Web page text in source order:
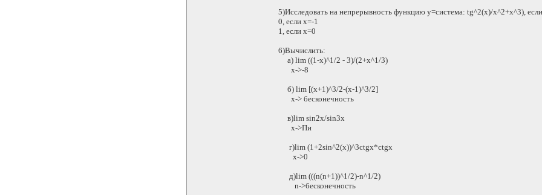
5)Исследовать на непрерывность функцию y=система: tg^2(x)/x^2+x^3),
0, если х=-1
1, если х=0
6)Вычислить:
а) lim ((1-x)^1/2 - 3)/(2+x^1/3)
x->-8
б) lim [(x+1)^3/2-(x-1)^3/2]
x-> бесконечность
в)lim sin2x/sin3x
x->Пи
г)lim (1+2sin^2(x))^3ctgx*ctgx
x->0
д)lim (((n(n+1))^1/2)-n^1/2)
n->бесконечность